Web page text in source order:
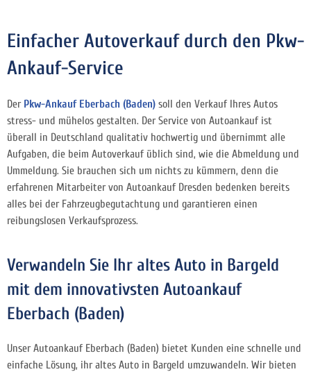
Einfacher Autoverkauf durch den Pkw-
Ankauf-Service
Der Pkw-Ankauf Eberbach (Baden) soll den Verkauf Ihres Autos
stress- und mühelos gestalten. Der Service von Autoankauf ist
überall in Deutschland qualitativ hochwertig und übernimmt alle
Aufgaben, die beim Autoverkauf üblich sind, wie die Abmeldung und
Ummeldung. Sie brauchen sich um nichts zu kümmern, denn die
erfahrenen Mitarbeiter von Autoankauf Dresden bedenken bereits
alles bei der Fahrzeugbegutachtung und garantieren einen
reibungslosen Verkaufsprozess.
Verwandeln Sie Ihr altes Auto in Bargeld
mit dem innovativsten Autoankauf
Eberbach (Baden)
Unser Autoankauf Eberbach (Baden) bietet Kunden eine schnelle und
einfache Lösung, ihr altes Auto in Bargeld umzuwandeln. Wir bieten